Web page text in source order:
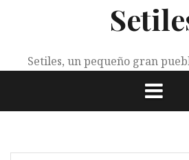
Setiles, un pequeño gran